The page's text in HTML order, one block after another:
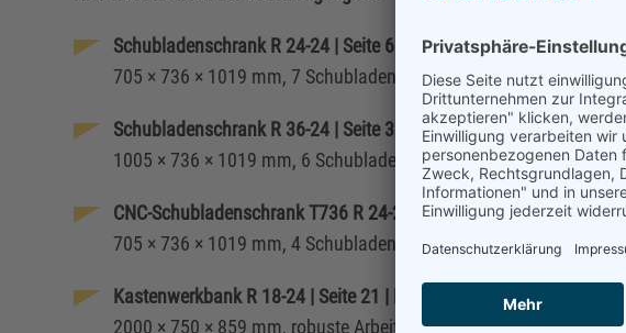
Schubladenschrank R 24-24 | Seite 6 | Preis: 685,98 €
705 × 736 × 1019 mm, 7 Schubladen mit 100 % Vollauszug, 100
Schubladenschrank R 36-24 | Seite 3 | Preis: 980,50 €
1005 × 736 × 1019 mm, 6 Schubladen mit Vollauszug, 100–70
CNC-Schubladenschrank T736 R 24-24 | Seite 11 | Preis: ab
705 × 736 × 1019 mm, 4 Schubladen, inkl. CNC-
Kastenwerkbank R 18-24 | Seite 21 | Preis: 1.140,03 €
2000 × 750 × 859 mm, robuste Arbeitsplatte Buche-Multiplex 40